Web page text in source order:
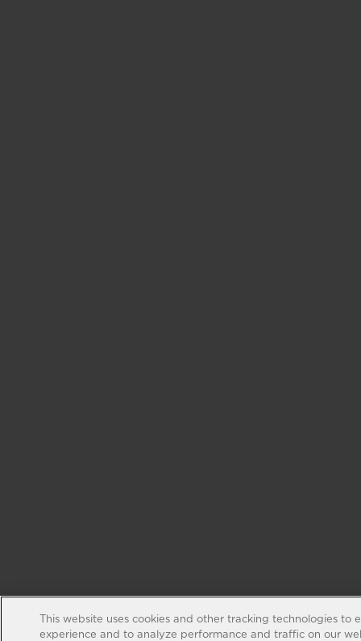
This website uses cookies and other tracking technologies to
experience and to analyze performance and traffic on our